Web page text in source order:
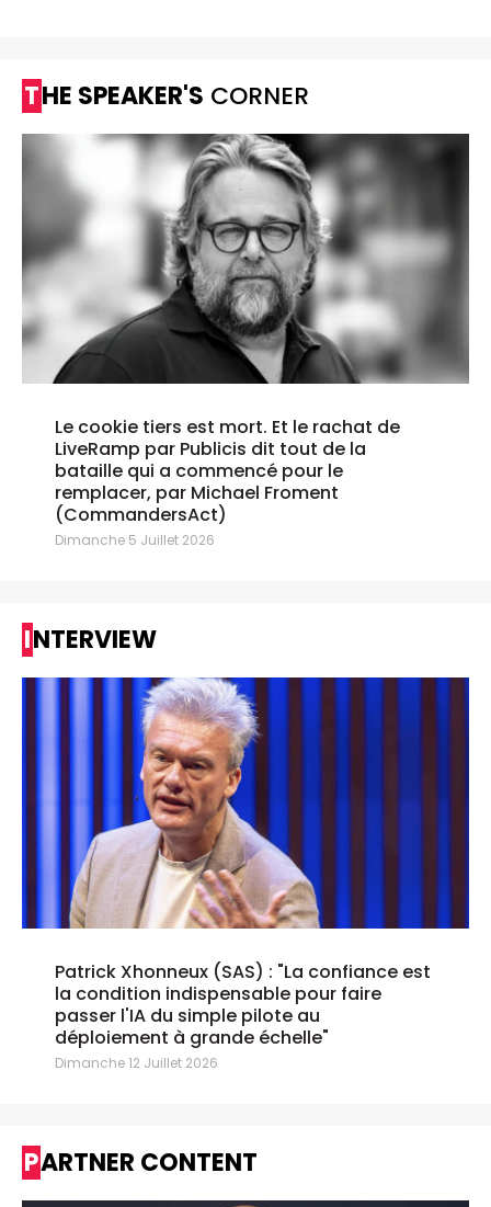
THE SPEAKER'S CORNER
Le cookie tiers est mort. Et le rachat de
LiveRamp par Publicis dit tout de la
bataille qui a commencé pour le
remplacer, par Michael Froment
(CommandersAct)
Dimanche 5 Juillet 2026
INTERVIEW
Patrick Xhonneux (SAS) : "La confiance est
la condition indispensable pour faire
passer l'IA du simple pilote au
déploiement à grande échelle"
Dimanche 12 Juillet 2026
PARTNER CONTENT